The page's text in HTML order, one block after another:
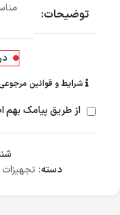
توضیحات:
شرایط و قوانین
از طریق پیامک بهم
دسته: